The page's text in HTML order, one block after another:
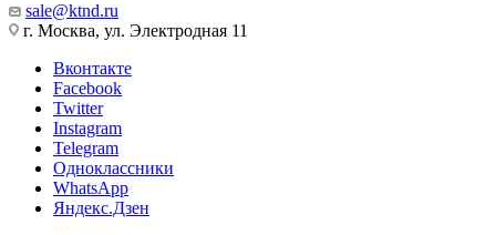
sale@ktnd.ru
г. Москва, ул. Электродная 11
Вконтакте
Facebook
Twitter
Instagram
Telegram
Одноклассники
WhatsApp
Яндекс.Дзен